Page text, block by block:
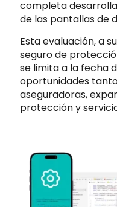
completa
de las pantallas de
Esta evaluación, a
seguro de
se limita a la fecha
oportunidades
aseguradoras,
protección y